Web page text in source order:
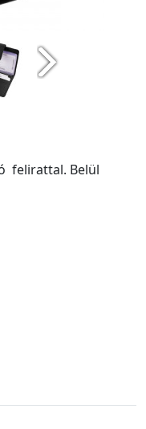
felirattal. Belül